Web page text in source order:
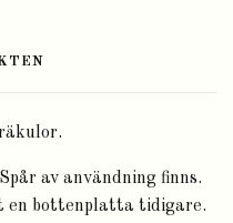
av användning finns.
en bottenplatta tidigare.